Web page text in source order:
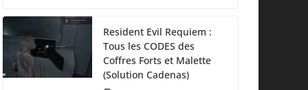
Resident Evil Requiem :
Tous les CODES des
Coffres Forts et Malette
(Solution Cadenas)